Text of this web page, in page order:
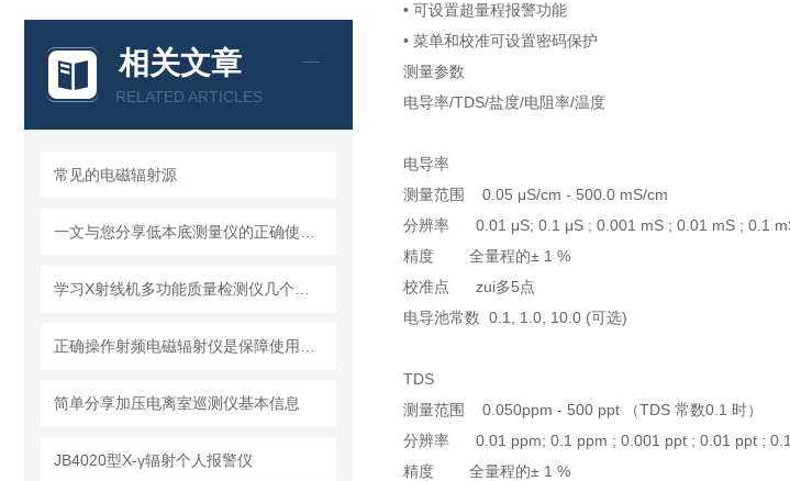
相关文章
RELATED ARTICLES
常见的电磁辐射源
简单分享加压电离室巡测仪基本信息
JB4020型X-γ辐射个人报警仪
• 可设置超量程报警功能
• 菜单和校准可设置密码保护
测量参数
电导率/TDS/盐度/电阻率/温度
电导率
测量范围 0.05 μS/cm - 500.0 mS/cm
分辨率 0.01 μS; 0.1 μS ; 0.001 mS ; 0.01 mS ; 0.1
精度 全量程的± 1 %
校准点 zui多5点
电导池常数 0.1, 1.0, 10.0 (可选)
TDS
测量范围 0.050ppm - 500 ppt （TDS 常数0.1 时）
分辨率 0.01 ppm; 0.1 ppm ; 0.001 ppt ; 0.01 ppt ;
精度 全量程的± 1 %